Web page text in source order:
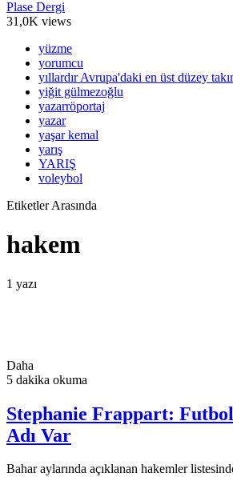
Plase Dergi
31,0K views
yüzme
yorumcu
yıllardır Avrupa'daki en üst düzey
yiğit gülmezoğlu
yazarröportaj
yazar
yaşar kemal
yarış
YARIŞ
voleybol
Etiketler Arasında
hakem
1 yazı
Daha
5 dakika okuma
Stephanie Frappart:
Adı Var
Bahar aylarında açıklanan hakemler